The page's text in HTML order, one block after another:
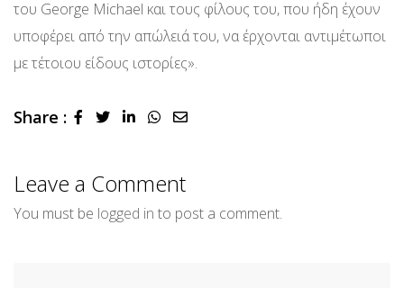
του George Michael και τους φίλους του, που ήδη έχουν
υποφέρει από την απώλειά του, να έρχονται αντιμέτωποι
με τέτοιου είδους ιστορίες».
Share : LinkedInWhatsapp
Share
Leave a Comment
You must be logged in to post a comment.